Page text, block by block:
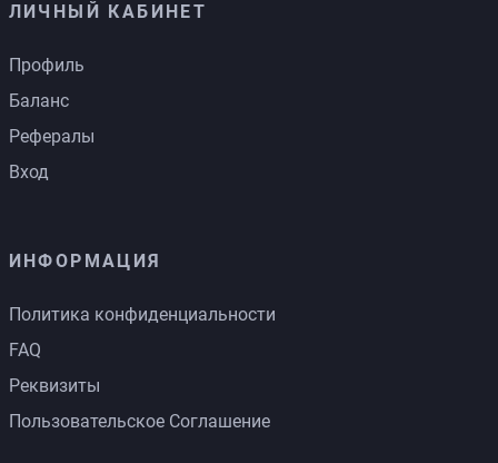
ЛИЧНЫЙ КАБИНЕТ
Профиль
Баланс
Рефералы
Вход
ИНФОРМАЦИЯ
Политика конфиденциальности
FAQ
Реквизиты
Пользовательское Соглашение